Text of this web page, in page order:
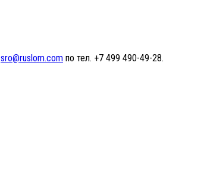
sro@ruslom.com по тел. +7 499 490-49-28.